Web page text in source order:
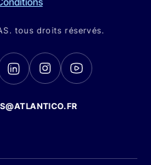
tous droits réservés.